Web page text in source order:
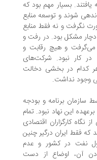
بسیار مهم بود که
و توسعه منابع
و نه فقط منابع
بود. در رفت و
و هیچ رقابت و
نبود. شرکت‌های
در بخشی دخالت
نداشت.
برنامه و بودجه
نهاد نبود. تمام
اقتصادی
درگیر چنین
در کشور و عدم
اوضاع از دست